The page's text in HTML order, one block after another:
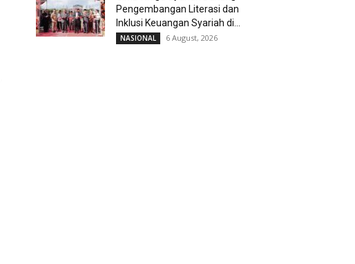
Pengembangan Literasi dan
Inklusi Keuangan Syariah di...
NASIONAL 6 August, 2026